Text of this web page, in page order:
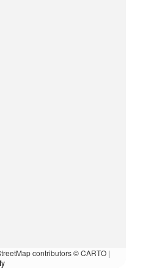
contributors © CARTO |